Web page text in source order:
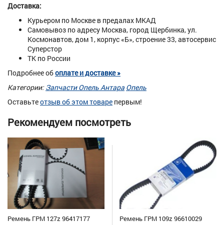
Доставка:
Курьером по Москве в предалах МКАД
Самовывоз по адресу Москва, город Щербинка, ул.
Космонавтов, дом 1, корпус «Б», строение 33, автосервис
Суперстор
ТК по России
Подробнее обоплате и доставке »
Категории: Запчасти Опель Антара Опель
Оставьтеотзыв об этом товаре первым!
Рекомендуем посмотреть
Ремень ГРМ 127z 96417177
Ремень ГРМ 109z 96610029